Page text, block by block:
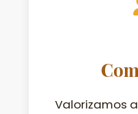
Valorizamos